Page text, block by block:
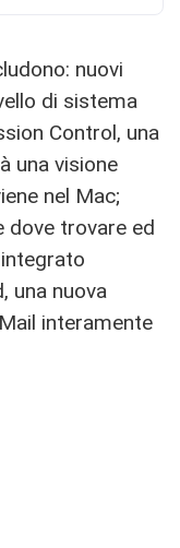
nuovi
di sistema
Control, una
una visione
nel Mac;
dove trovare ed
una nuova
interamente